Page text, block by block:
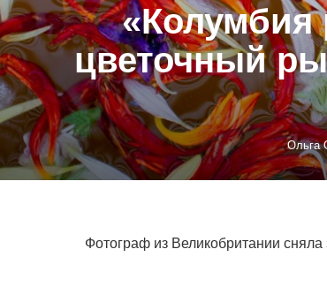
«Колумбия
цветочный
Ольга
Фотограф из Великобритании